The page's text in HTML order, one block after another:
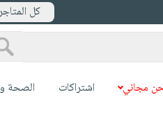
كل
مجاني اشتراكات الصحة